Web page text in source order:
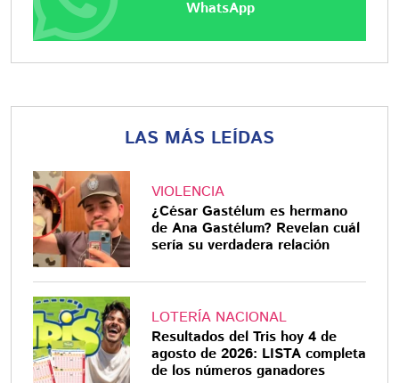
WhatsApp
LAS MÁS LEÍDAS
VIOLENCIA
¿César Gastélum es hermano
de Ana Gastélum? Revelan cuál
sería su verdadera relación
LOTERÍA NACIONAL
Resultados del Tris hoy 4 de
agosto de 2026: LISTA completa
de los números ganadores